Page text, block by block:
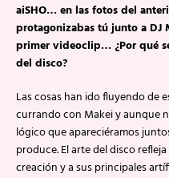
aiSHO… en las fotos del
protagonizabas tú junto a DJ
primer videoclip… ¿Por qué
del disco?
Las cosas han ido fluyendo de
currando con Makei y aunque
lógico que apareciéramos
produce. El arte del disco
creación y a sus principales